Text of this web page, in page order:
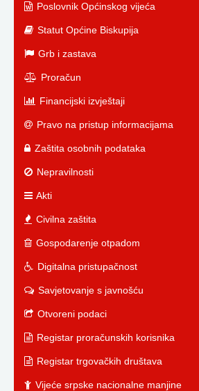
Poslovnik Općinskog vijeća
Statut Općine Biskupija
Grb i zastava
Proračun
Financijski izvještaji
Pravo na pristup informacijama
Zaštita osobnih podataka
Nepravilnosti
Akti
Civilna zaštita
Gospodarenje otpadom
Digitalna pristupačnost
Savjetovanje s javnošću
Otvoreni podaci
Registar proračunskih korisnika
Registar trgovačkih društava
Vijeće srpske nacionalne manjine